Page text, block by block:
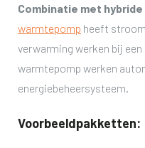
Combinatie met
warmtepomp heeft
verwarming werken bij
warmtepomp werken
energiebeheersysteem.
Voorbeeldpakketten: